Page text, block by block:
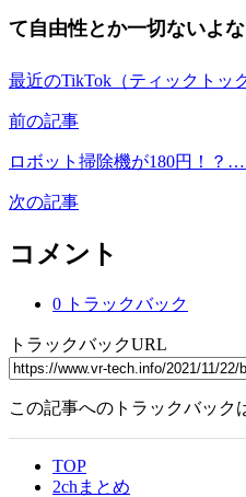
て自由性とか一切ないよな
最近のTikTok（ティックトッ
前の記事
ロボット掃除機が180円！？
次の記事
コメント
0 トラックバック
トラックバックURL
この記事へのトラックバック
TOP
2chまとめ